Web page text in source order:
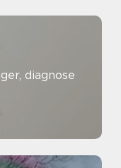
diagnose